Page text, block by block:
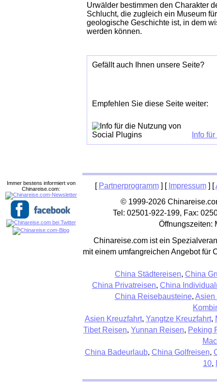
Urwälder bestimmen den Charakter
Schlucht, die zugleich ein Museum
geologische Geschichte ist, in dem
werden können.
Gefällt auch Ihnen unsere Seite?
Empfehlen Sie diese Seite weiter:
Info
[ Partnerprogramm] [ Impressum] [
© 1999-2026
Tel: 02501-922-199, Fax:
Öffnungszeiten:
Chinareise.com ist ein
mit einem umfangreichen Angebot für
China Städtereisen, China
China Privatreisen, China
China Reisebausteine, Asien
Asien Kreuzfahrt, Yangtze Kreuzfahrt,
Tibet Reisen, Yunnan Reisen, Peking
China Badeurlaub, China Golfreisen,
10,
Immer bestens informiert von
Chinareise.com: